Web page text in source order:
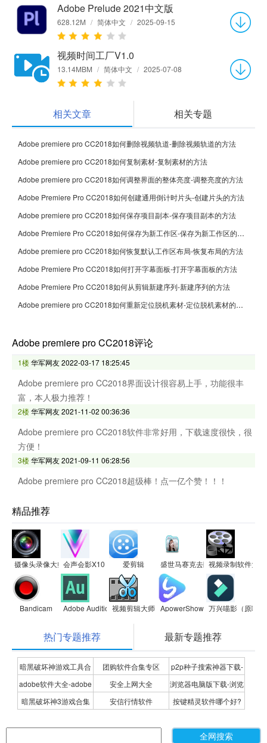
Adobe Prelude 2021中文版
628.12M / 简体中文 / 2025-09-15
视频时间工厂V1.0
13.14MBM / 简体中文 / 2025-07-08
相关文章 相关专题
Adobe premiere pro CC2018如何删除视频轨道-删除视频轨道的方法
Adobe premiere pro CC2018如何复制素材-复制素材的方法
Adobe premiere pro CC2018如何调整界面的整体亮度-调整亮度的方法
Adobe Premiere Pro CC2018如何创建通用倒计时片头-创建片头的方法
Adobe premiere pro CC2018如何保存项目副本-保存项目副本的方法
Adobe Premiere Pro CC2018如何保存为新工作区-保存为新工作区的方法
Adobe premiere pro CC2018如何恢复默认工作区布局-恢复布局的方法
Adobe Premiere Pro CC2018如何打开字幕面板-打开字幕面板的方法
Adobe Premiere Pro CC2018如何从剪辑新建序列-新建序列的方法
Adobe premiere pro CC2018如何重新定位脱机素材-定位脱机素材的方法
Adobe premiere pro CC2018评论
1楼华军网友2022-03-17 18:25:45
Adobe premiere pro CC2018界面设计很容易上手，功能很丰
富，本人极力推荐！
2楼华军网友2021-11-02 00:36:36
Adobe premiere pro CC2018软件非常好用，下载速度很快，很
方便！
3楼华军网友2021-09-11 06:28:56
Adobe premiere pro CC2018超级棒！点一亿个赞！！！
精品推荐
摄像头录像大师会声会影X10（视频制作软件）
爱剪辑 盛世马赛克去除工具视频录制软件大师
Bandicam Adobe Audition CC 2019
视频剪辑大师 ApowerShow 万兴喵影（原喵
热门专题推荐 最新专题推荐
暗黑破坏神游戏工具合
集
团购软件合集专区
p2p种子搜索神器下载-
P2P种子搜索神器专题
adobe软件大全-adobe
全系列软件下载-adobe
安全上网大全
浏览器电脑版下载-浏览
器下载合集
暗黑破坏神3游戏合集 安信行情软件
按键精灵软件哪个好?